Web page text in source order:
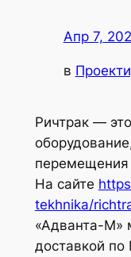
Апр 7,
в
Ричтрак —
перемещения
На сайте
tekhnika/
«Адванта-М»
доставкой